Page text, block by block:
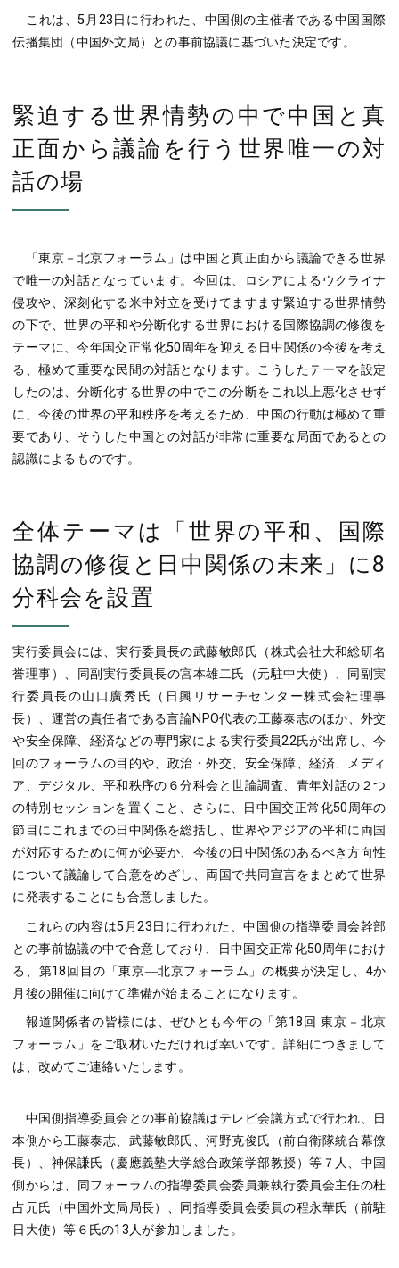
これは、5月23日に行われた、中国側の主催者である中国国際
伝播集団（中国外文局）との事前協議に基づいた決定です。
緊迫する世界情勢の中で中国と真
正面から議論を行う世界唯一の対
話の場
「東京－北京フォーラム」は中国と真正面から議論できる世界
で唯一の対話となっています。今回は、ロシアによるウクライナ
侵攻や、深刻化する米中対立を受けてますます緊迫する世界情勢
の下で、世界の平和や分断化する世界における国際協調の修復を
テーマに、今年国交正常化50周年を迎える日中関係の今後を考え
る、極めて重要な民間の対話となります。こうしたテーマを設定
したのは、分断化する世界の中でこの分断をこれ以上悪化させず
に、今後の世界の平和秩序を考えるため、中国の行動は極めて重
要であり、そうした中国との対話が非常に重要な局面であるとの
認識によるものです。
全体テーマは「世界の平和、国際
協調の修復と日中関係の未来」に8
分科会を設置
実行委員会には、実行委員長の武藤敏郎氏（株式会社大和総研名
誉理事）、同副実行委員長の宮本雄二氏（元駐中大使）、同副実
行委員長の山口廣秀氏（日興リサーチセンター株式会社理事
長）、運営の責任者である言論NPO代表の工藤泰志のほか、外交
や安全保障、経済などの専門家による実行委員22氏が出席し、今
回のフォーラムの目的や、政治・外交、安全保障、経済、メディ
ア、デジタル、平和秩序の６分科会と世論調査、青年対話の２つ
の特別セッションを置くこと、さらに、日中国交正常化50周年の
節目にこれまでの日中関係を総括し、世界やアジアの平和に両国
が対応するために何が必要か、今後の日中関係のあるべき方向性
について議論して合意をめざし、両国で共同宣言をまとめて世界
に発表することにも合意しました。
これらの内容は5月23日に行われた、中国側の指導委員会幹部
との事前協議の中で合意しており、日中国交正常化50周年におけ
る、第18回目の「東京―北京フォーラム」の概要が決定し、4か
月後の開催に向けて準備が始まることになります。
報道関係者の皆様には、ぜひとも今年の「第18回 東京－北京
フォーラム」をご取材いただければ幸いです。詳細につきまして
は、改めてご連絡いたします。
中国側指導委員会との事前協議はテレビ会議方式で行われ、日
本側から工藤泰志、武藤敏郎氏、河野克俊氏（前自衛隊統合幕僚
長）、神保謙氏（慶應義塾大学総合政策学部教授）等７人、中国
側からは、同フォーラムの指導委員会委員兼執行委員会主任の杜
占元氏（中国外文局局長）、同指導委員会委員の程永華氏（前駐
日大使）等６氏の13人が参加しました。